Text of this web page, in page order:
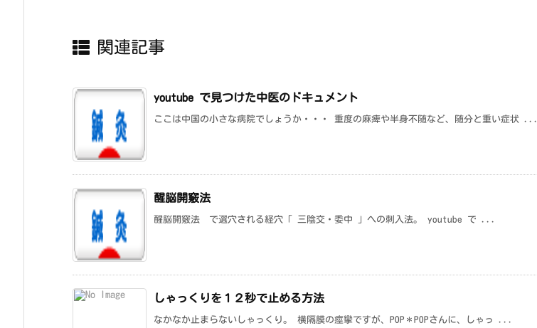
関連記事
youtube で見つけた中医のドキュメント
ここは中国の小さな病院でしょうか・・・ 重度の麻痺や半身不随など、随分と重い症状 ...
醒脳開竅法
醒脳開竅法 で選穴される経穴「 三陰交・委中 」への刺入法。 youtube で ...
しゃっくりを１２秒で止める方法
なかなか止まらないしゃっくり。 横隔膜の痙攣ですが、POP＊POPさんに、しゃっ ...